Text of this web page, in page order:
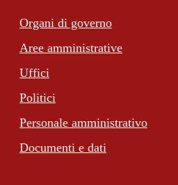
Organi di governo
Aree amministrative
Uffici
Politici
Personale amministrativo
Documenti e dati